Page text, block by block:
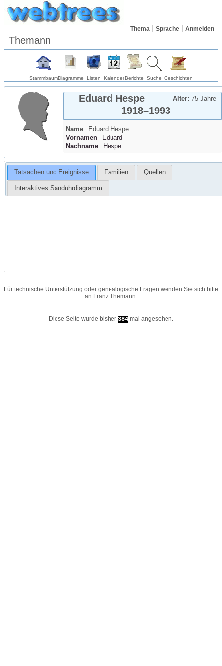
Thema Sprache Anmelden
Themann
StammbaumDiagramme Listen KalenderBerichte Suche Geschichten
Eduard Hespe Alter: 75 Jahre
1918–1993
Name Eduard Hespe
Vornamen
Eduard
Nachname
Hespe
Tatsachen und Ereignisse Familien Quellen
Interaktives Sanduhrdiagramm
Für technische Unterstützung oder genealogische Fragen wenden Sie sich bitte
an Franz Themann.
Diese Seite wurde bisher 384 mal angesehen.